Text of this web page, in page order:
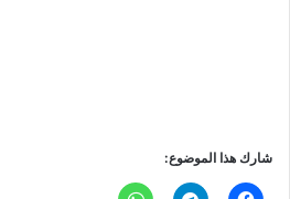
شارك هذا الموضوع: